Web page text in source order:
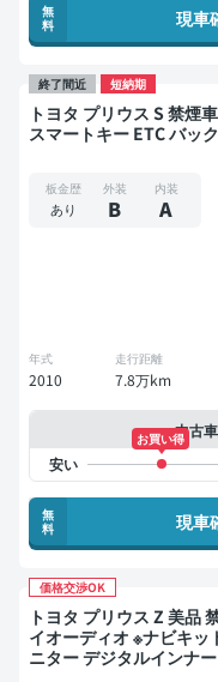
無
料
現車
終了間近 短納期
トヨタ プリウス S 禁煙車 整備記録簿あり 標準装備ナビ TV
スマートキー ETC バッ
板金歴
あり
外装
B
内装
A
年式
2010
走行距離
7.8万km
中古
お買い得
無
料
現車
価格交渉OK
トヨタ プリウス Z 美品 禁煙車 整備記録簿あり ディスプレ
イオーディオ ※ナビキ
ニター デジタルインナ